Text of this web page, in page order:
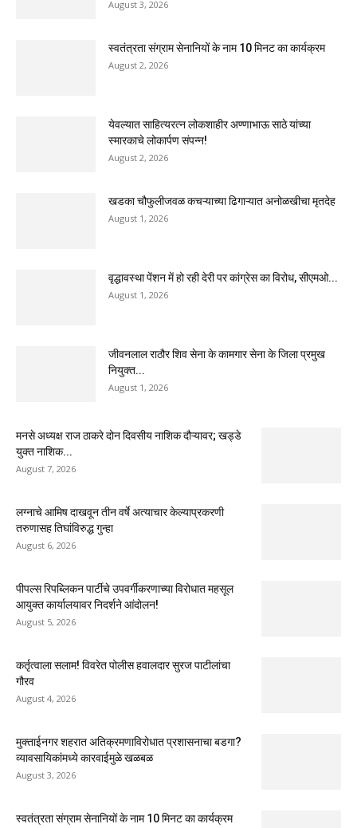
August 3, 2026
स्वतंत्रता संग्राम सेनानियों के नाम 10 मिनट का कार्यक्रम
August 2, 2026
येवल्यात साहित्यरत्न लोकशाहीर अण्णाभाऊ साठे यांच्या
स्मारकाचे लोकार्पण संपन्न!
August 2, 2026
खडका चौफुलीजवळ कचऱ्याच्या ढिगाऱ्यात अनोळखीचा मृतदेह
August 1, 2026
वृद्धावस्था पेंशन में हो रही देरी पर कांग्रेस का विरोध, सीएमओ...
August 1, 2026
जीवनलाल राठौर शिव सेना के कामगार सेना के जिला प्रमुख
नियुक्त...
August 1, 2026
मनसे अध्यक्ष राज ठाकरे दोन दिवसीय नाशिक दौऱ्यावर; खड्डे
युक्त नाशिक...
August 7, 2026
लग्नाचे आमिष दाखवून तीन वर्षे अत्याचार केल्याप्रकरणी
तरुणासह तिघांविरुद्ध गुन्हा
August 6, 2026
पीपल्स रिपब्लिकन पार्टीचे उपवर्गीकरणाच्या विरोधात महसूल
आयुक्त कार्यालयावर निदर्शने आंदोलन!
August 5, 2026
कर्तृत्वाला सलाम! विवरेत पोलीस हवालदार सुरज पाटीलांचा
गौरव
August 4, 2026
मुक्ताईनगर शहरात अतिक्रमणाविरोधात प्रशासनाचा बडगा?
व्यावसायिकांमध्ये कारवाईमुळे खळबळ
August 3, 2026
स्वतंत्रता संग्राम सेनानियों के नाम 10 मिनट का कार्यक्रम